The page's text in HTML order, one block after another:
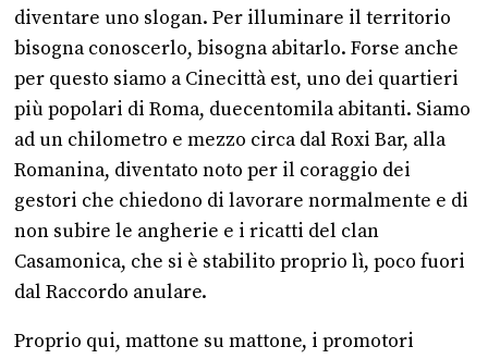
diventare uno slogan. Per illuminare il territorio
bisogna conoscerlo, bisogna abitarlo. Forse anche
per questo siamo a Cinecittà est, uno dei quartieri
più popolari di Roma, duecentomila abitanti. Siamo
ad un chilometro e mezzo circa dal Roxi Bar, alla
Romanina, diventato noto per il coraggio dei
gestori che chiedono di lavorare normalmente e di
non subire le angherie e i ricatti del clan
Casamonica, che si è stabilito proprio lì, poco fuori
dal Raccordo anulare.
Proprio qui, mattone su mattone, i promotori